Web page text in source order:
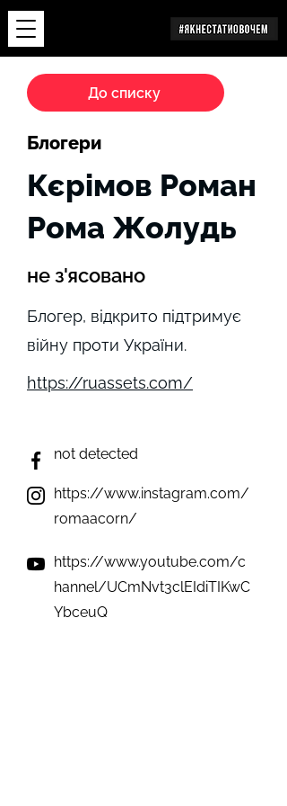
До списку
Блогери
Кєрімов Роман
Рома Жолудь
не з'ясовано
Блогер, відкрито підтримує
війну проти України.
https://ruassets.com/
not detected
https://www.instagram.com/
romaacorn/
https://www.youtube.com/c
hannel/UCmNvt3clEIdiTIKwC
YbceuQ